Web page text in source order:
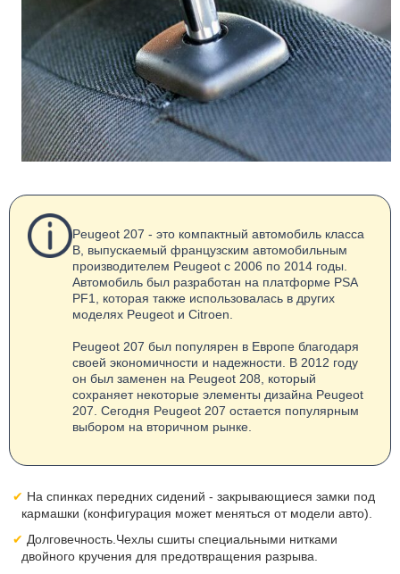
Peugeot 207 - это компактный автомобиль класса
B, выпускаемый французским автомобильным
производителем Peugeot с 2006 по 2014 годы.
Автомобиль был разработан на платформе PSA
PF1, которая также использовалась в других
моделях Peugeot и Citroen.
Peugeot 207 был популярен в Европе благодаря
своей экономичности и надежности. В 2012 году
он был заменен на Peugeot 208, который
сохраняет некоторые элементы дизайна Peugeot
207. Сегодня Peugeot 207 остается популярным
выбором на вторичном рынке.
На спинках передних сидений - закрывающиеся замки под
кармашки (конфигурация может меняться от модели авто).
Долговечность.Чехлы сшиты специальными нитками
двойного кручения для предотвращения разрыва.